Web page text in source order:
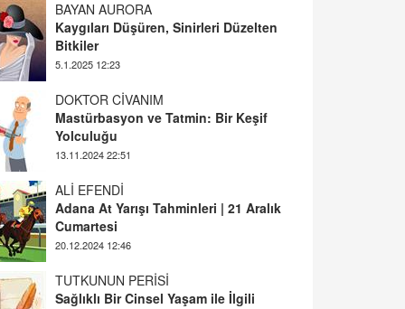
Bitkiler
5.1.2025 12:23
DOKTOR CİVANIM
Yolculuğu
13.11.2024 22:51
ALİ EFENDİ
Cumartesi
20.12.2024 12:46
TUTKUNUN PERİSİ
Bilinmesi Gerekenler
08.11.2024 13:16